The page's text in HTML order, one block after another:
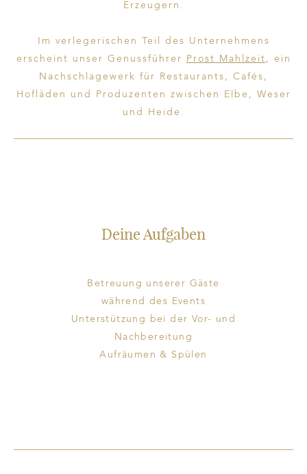
Erzeugern.
Im verlegerischen Teil des Unternehmens
erscheint unser Genussführer
Prost Mahlzeit , ein
Nachschlagewerk für Restaurants, Cafés,
Hofläden und Produzenten zwischen Elbe, Weser
und Heide.
Deine Aufgaben
Betreuung unserer Gäste
während des Events
Unterstützung bei der Vor- und
Nachbereitung
Aufräumen & Spülen